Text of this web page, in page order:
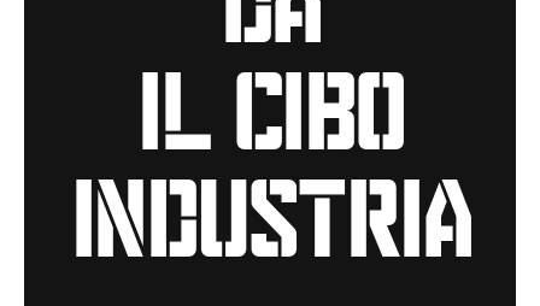
il cibo
industria